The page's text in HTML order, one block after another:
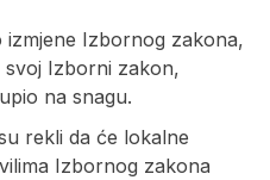
izmjene Izbornog zakona,
svoj Izborni zakon,
na snagu.
rekli da će lokalne
Izbornog zakona